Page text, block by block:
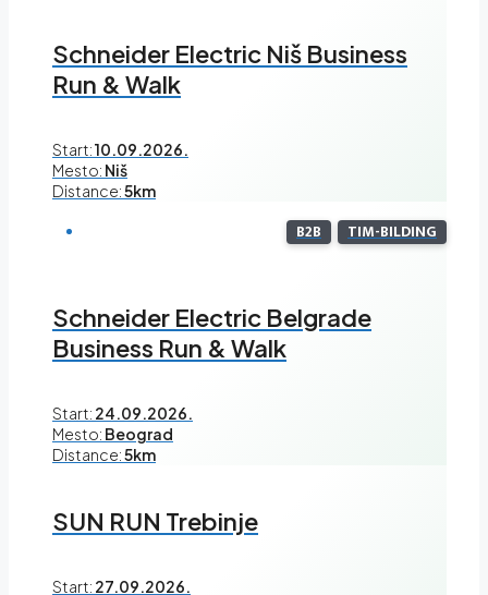
Schneider Electric Niš Business
Run & Walk
Start:10.09.2026.
Mesto: Niš
Distance:5km
B2B TIM-BILDING
Schneider Electric Belgrade
Business Run & Walk
Start: 24.09.2026.
Mesto: Beograd
Distance:5km
SUN RUN Trebinje
Start: 27.09.2026.